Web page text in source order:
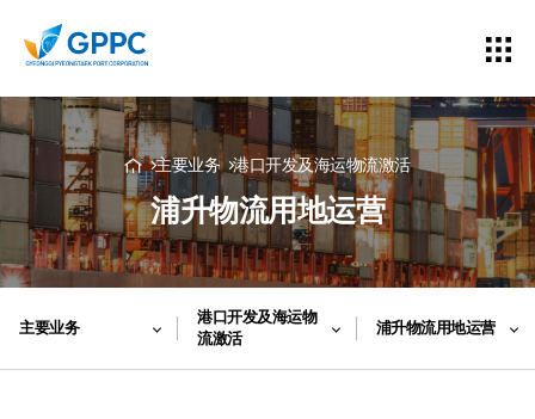
主要业务 港口开发及海运物流激活
浦升物流用地运营
主要业务
港口开发及海运物
流激活
浦升物流用地运营